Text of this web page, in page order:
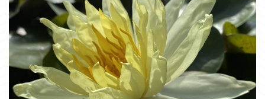
LOTUS
AUTRES PLANTES AQUATIQUES
PACKS & ACCESSOIRES
OBJETS